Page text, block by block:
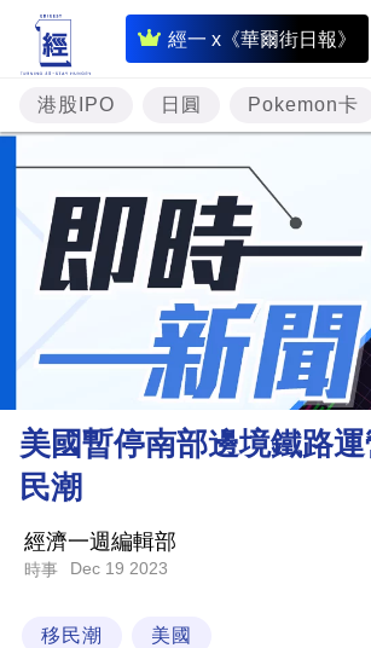
經一 x《華爾街日報》
即
時
財
經
專
題
投
資
樓
市
財
業
科
港股IPO 日圓 Pokemon卡
美國暫停南部邊境鐵路
民潮
經濟一週編輯部
時事 Dec 19 2023
移民潮 美國